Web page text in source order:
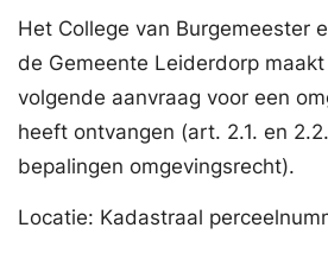
Het College van Burgemeester
de Gemeente Leiderdorp
volgende aanvraag voor een
heeft ontvangen (art. 2.1. en
bepalingen omgevingsrecht).
Locatie: Kadastraal